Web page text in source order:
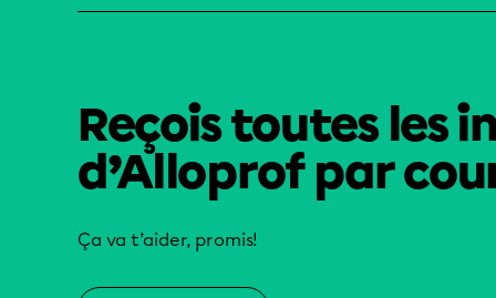
Reçois toutes les
d’Alloprof par
Ça va t’aider, promis!